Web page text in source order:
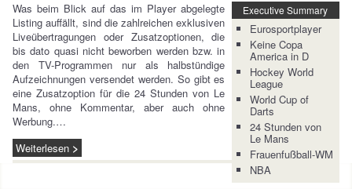
Executive Summary
Eurosportplayer
Keine Copa
America in D
Hockey World
League
World Cup of
Darts
24 Stunden von
Le Mans
Frauenfußball-WM
NBA
Was beim Blick auf das im Player abgelegte
Listing auffällt, sind die zahlreichen exklusiven
Liveübertragungen oder Zusatzoptionen, die
bis dato quasi nicht beworben werden bzw. in
den TV-Programmen nur als halbstündige
Aufzeichnungen versendet werden. So gibt es
eine Zusatzoption für die 24 Stunden von Le
Mans, ohne Kommentar, aber auch ohne
Werbung.…
Weiterlesen